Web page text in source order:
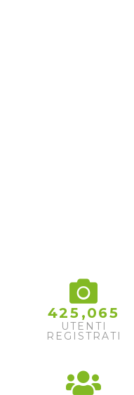
425 ,065
UTENTI
REGISTRATI